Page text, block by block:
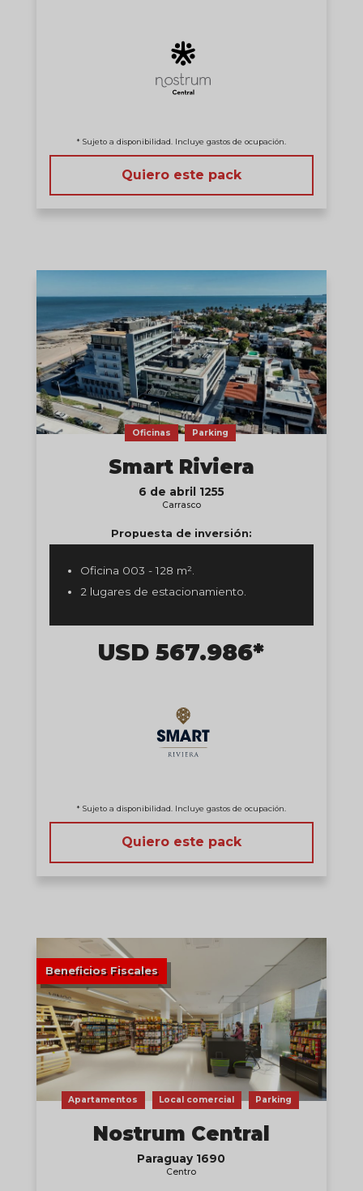
* Sujeto a disponibilidad. Incluye gastos de ocupación.
Quiero este pack
Oficinas Parking
Smart Riviera
6 de abril 1255
Carrasco
Propuesta de inversión:
Oficina 003 - 128 m².
2 lugares de estacionamiento.
USD 567.986*
* Sujeto a disponibilidad. Incluye gastos de ocupación.
Quiero este pack
Beneficios Fiscales
Apartamentos Local comercial Parking
Nostrum Central
Paraguay 1690
Centro